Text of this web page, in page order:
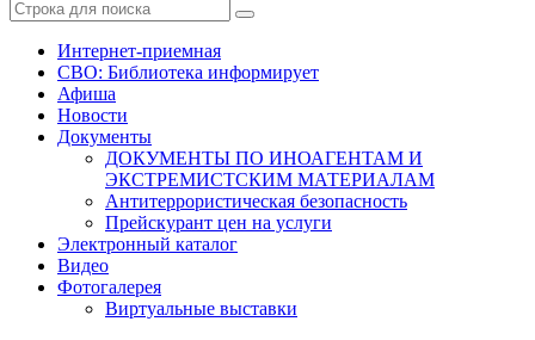
Интернет-приемная
СВО: Библиотека информирует
Афиша
Новости
Документы
ДОКУМЕНТЫ ПО ИНОАГЕНТАМ И
ЭКСТРЕМИСТСКИМ МАТЕРИАЛАМ
Антитеррористическая безопасность
Прейскурант цен на услуги
Электронный каталог
Видео
Фотогалерея
Виртуальные выставки